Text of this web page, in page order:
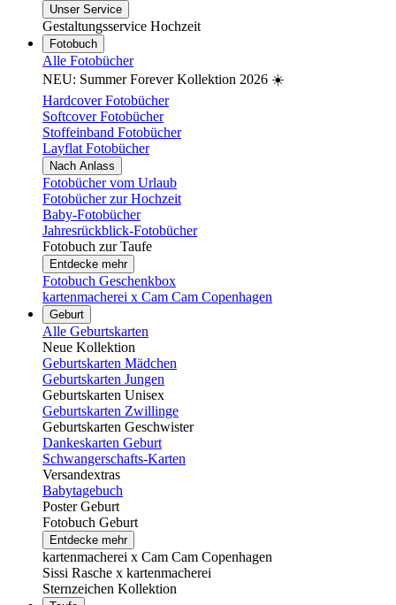
Unser Service
Gestaltungsservice Hochzeit
Fotobuch
Alle Fotobücher
NEU: Summer Forever Kollektion 2026 ☀️
Hardcover Fotobücher
Softcover Fotobücher
Stoffeinband Fotobücher
Layflat Fotobücher
Nach Anlass
Fotobücher vom Urlaub
Fotobücher zur Hochzeit
Baby-Fotobücher
Jahresrückblick-Fotobücher
Fotobuch zur Taufe
Entdecke mehr
Fotobuch Geschenkbox
kartenmacherei x Cam Cam Copenhagen
Geburt
Alle Geburtskarten
Neue Kollektion
Geburtskarten Mädchen
Geburtskarten Jungen
Geburtskarten Unisex
Geburtskarten Zwillinge
Geburtskarten Geschwister
Dankeskarten Geburt
Schwangerschafts-Karten
Versandextras
Babytagebuch
Poster Geburt
Fotobuch Geburt
Entdecke mehr
kartenmacherei x Cam Cam Copenhagen
Sissi Rasche x kartenmacherei
Sternzeichen Kollektion